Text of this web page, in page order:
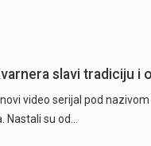
slavi tradiciju i
video serijal pod
su od…